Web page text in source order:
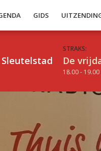
GIDS
STRAKS:
De
18.00 -